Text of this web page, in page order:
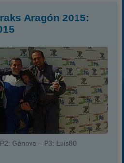
Aragón 2015:
Génova – P3: Luis80